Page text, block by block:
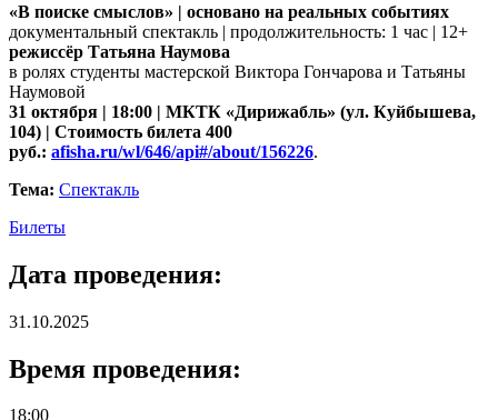
«В поиске смыслов» | основано на реальных событиях
документальный спектакль | продолжительность: 1 час | 12+
режиссёр Татьяна Наумова
в ролях студенты мастерской Виктора Гончарова и Татьяны
Наумовой
31 октября | 18:00 | МКТК «Дирижабль» (ул. Куйбышева,
104) | Стоимость билета 400
руб.: afisha.ru/wl/646/api#/about/156226.
Тема: Спектакль
Билеты
Дата проведения:
31.10.2025
Время проведения:
18:00